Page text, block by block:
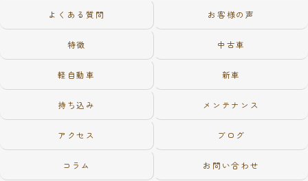
よくある質問 お客様の声
特徴 中古車
軽自動車 新車
持ち込み メンテナンス
アクセス ブログ
コラム お問い合わせ